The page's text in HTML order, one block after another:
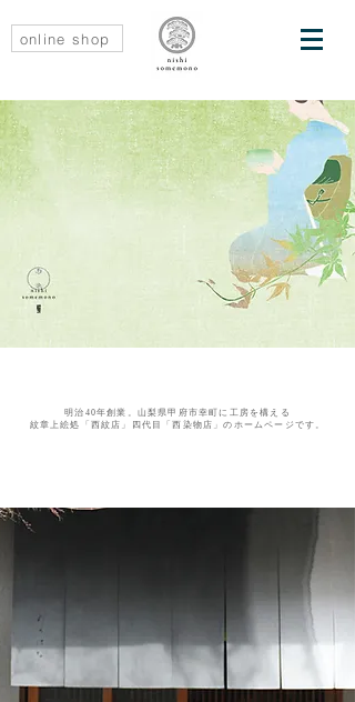
online shop
明治40年創業。山梨県甲府市幸町に工房を構える
紋章上絵処「西紋店」
四代目「西染物店」のホームページです。